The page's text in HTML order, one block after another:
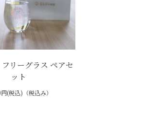
リーグラス ペアセ
ット
(税込)（税込み）